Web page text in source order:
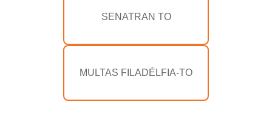
SENATRAN TO
MULTAS FILADÉLFIA-TO